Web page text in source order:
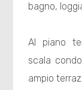
bagno,
Al piano
scala
ampio